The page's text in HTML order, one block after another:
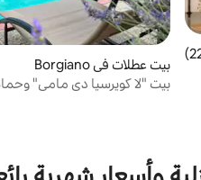
22 مراجعات
بيت عطلات في Borgiano
بيت "لا كويرسيا دي مامي"